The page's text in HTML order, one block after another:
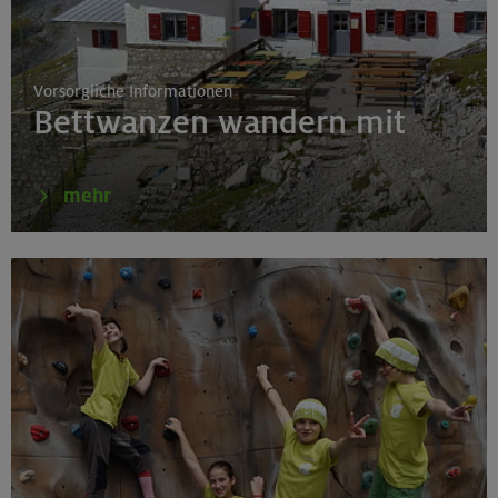
Fahrtechnik I - Basic - Kompakt
München
21.-25.08.26
Hohe Gipfel in der wilden Texelgruppe
21.-23.08.26
Familienfreizeit: Hüttenübernachtung mit Kindern
von 6-9 J.
Kitzbüheler Alpen
Vorsorgliche Informationen
Bettwanzen wandern mit
mehr